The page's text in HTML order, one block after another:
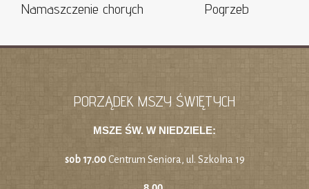
Namaszczenie chorych Pogrzeb
PORZĄDEK MSZY ŚWIĘTYCH
MSZE ŚW. W NIEDZIELE:
sob 17.00Centrum Seniora, ul. Szkolna 19